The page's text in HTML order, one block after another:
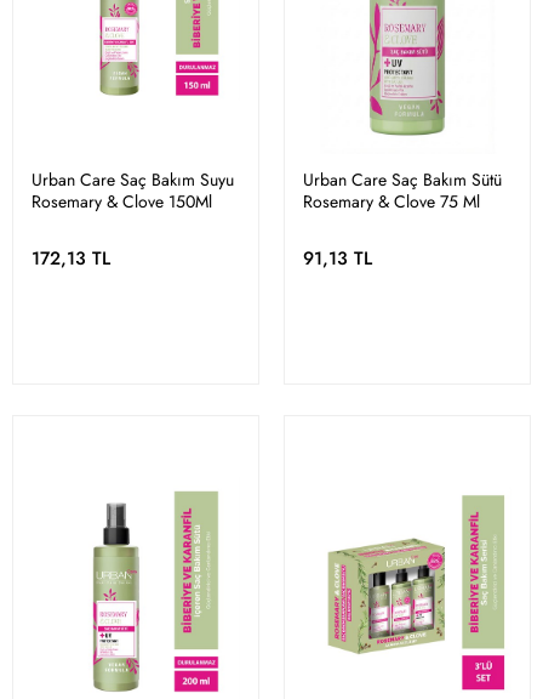
Urban Care Saç Bakım Suyu
Rosemary & Clove 150Ml
172,13 TL
Urban Care Saç Bakım Sütü
Rosemary & Clove 75 Ml
91,13 TL